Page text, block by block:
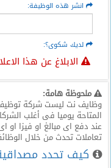
انشر هذه الوظيفة:
لديك شكوى؟:
الابلاغ عن هذا
ملحوظة هامة:
وظايف نت ليست شركة توظيف
المتاحة يوميا فى أغلب
عند دفع اى مبالغ او فيزا
تعاملات تحدث من خلال
كيف تحدد